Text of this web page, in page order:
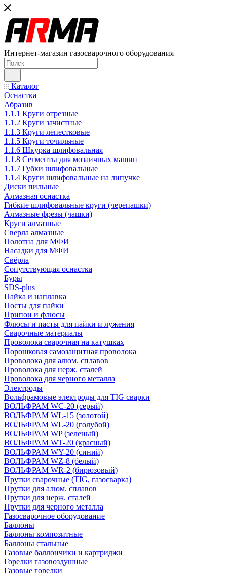
Интернет-магазин газосварочного оборудования
Каталог
Оснастка
Абразив
1.1.1 Круги отрезные
1.1.2 Круги зачистные
1.1.3 Круги лепестковые
1.1.5 Круги точильные
1.1.6 Шкурка шлифовальная
1.1.8 Сегменты для мозаичных машин
1.1.7 Губки шлифовальные
1.1.4 Круги шлифовальные на липучке
Диски пильные
Алмазная оснастка
Гибкие шлифовальные круги (черепашки)
Алмазные фрезы (чашки)
Круги алмазные
Сверла алмазные
Полотна для МФИ
Насадки для МФИ
Свёрла
Сопутствующая оснастка
Буры
SDS-plus
Пайка и наплавка
Посты для пайки
Припои и флюсы
Флюсы и пасты для пайки и лужения
Сварочные материалы
Проволока сварочная на катушках
Порошковая самозащитная проволока
Проволока для алюм. сплавов
Проволока для нерж. сталей
Проволока для черного металла
Электроды
Вольфрамовые электроды для TIG сварки
ВОЛЬФРАМ WC-20 (серый)
ВОЛЬФРАМ WL-15 (золотой)
ВОЛЬФРАМ WL-20 (голубой)
ВОЛЬФРАМ WP (зеленый)
ВОЛЬФРАМ WT-20 (красный)
ВОЛЬФРАМ WY-20 (синий)
ВОЛЬФРАМ WZ-8 (белый)
ВОЛЬФРАМ WR-2 (бирюзовый)
Прутки сварочные (TIG, газосварка)
Прутки для алюм. сплавов
Прутки для нерж. сталей
Прутки для черного металла
Газосварочное оборудование
Баллоны
Баллоны композитные
Баллоны стальные
Газовые баллончики и картриджи
Горелки газовоздушные
Газовые горелки